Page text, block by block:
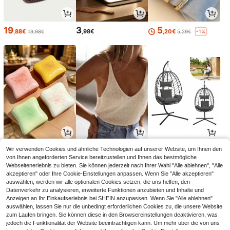
19 ,88€ 19,98€ 3,98€ 5 ,20€ 5,29€ -1%
2,88€ 12,78€ 20,00€
Wir verwenden Cookies und ähnliche Technologien auf unserer Website, um Ihnen den
von Ihnen angeforderten Service bereitzustellen und Ihnen das bestmögliche
Webseitenerlebnis zu bieten. Sie können jederzeit nach Ihrer Wahl "Alle ablehnen", "Alle
akzeptieren" oder Ihre Cookie-Einstellungen anpassen. Wenn Sie "Alle akzeptieren"
auswählen, werden wir alle optionalen Cookies setzen, die uns helfen, den
Datenverkehr zu analysieren, erweiterte Funktionen anzubieten und Inhalte und
Anzeigen an Ihr Einkaufserlebnis bei SHEIN anzupassen. Wenn Sie "Alle ablehnen"
auswählen, lassen Sie nur die unbedingt erforderlichen Cookies zu, die unsere Website
zum Laufen bringen. Sie können diese in den Browsereinstellungen deaktivieren, was
jedoch die Funktionalität der Website beeinträchtigen kann. Um mehr über die von uns